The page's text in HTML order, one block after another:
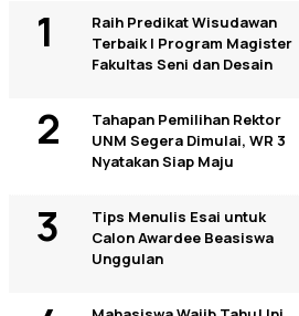
Raih Predikat Wisudawan
Terbaik I Program Magister
Fakultas Seni dan Desain
Tahapan Pemilihan Rektor
UNM Segera Dimulai, WR 3
Nyatakan Siap Maju
Tips Menulis Esai untuk
Calon Awardee Beasiswa
Unggulan